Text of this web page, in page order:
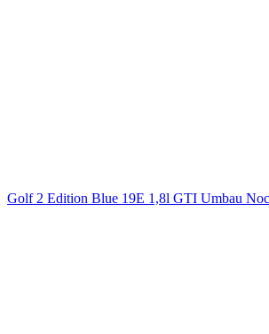
Golf 2 Edition Blue 19E 1,8l GTI Umbau